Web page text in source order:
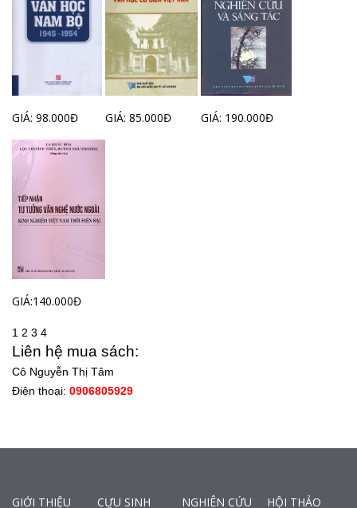
GIÁ: 98.000Đ GIÁ: 85.000Đ GIÁ: 190.000Đ
GIÁ:140.000Đ
1 2 3 4
Liên hệ mua sách:
Cô Nguyễn Thị Tâm
Điện thoại: 0906805929
GIỚI THIỆU CỰU SINH NGHIÊN CỨU HỘI THẢO